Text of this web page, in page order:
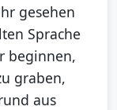
gesehen
Sprache
beginnen,
graben,
aus